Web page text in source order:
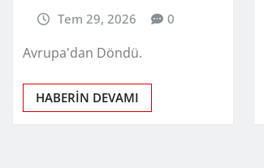
Tem 29, 2026 0
Avrupa'dan Döndü.
HABERİN DEVAMI